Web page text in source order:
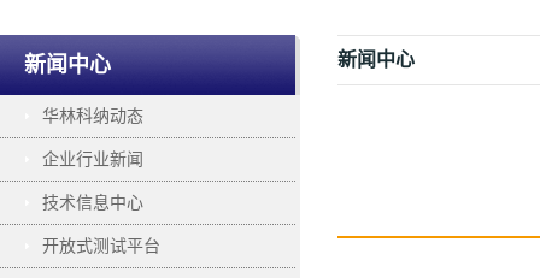
新闻中心
华林科纳动态
企业行业新闻
技术信息中心
开放式测试平台
新闻中心